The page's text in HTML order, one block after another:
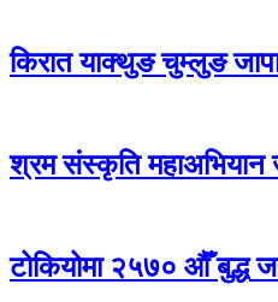
किरात याक्थुङ चुम्लुङ
श्रम संस्कृति महाअभियान
टोकियोमा २५७० औँ बुद्ध